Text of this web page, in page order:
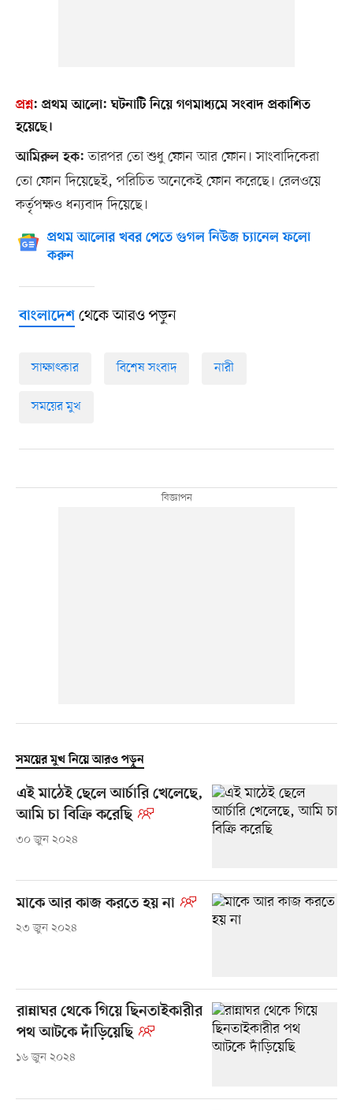
প্রশ্ন: প্রথম আলো: ঘটনাটি নিয়ে গণমাধ্যমে সংবাদ প্রকাশিত
হয়েছে।
আমিরুল হক: তারপর তো শুধু ফোন আর ফোন। সাংবাদিকেরা
তো ফোন দিয়েছেই, পরিচিত অনেকেই ফোন করেছে। রেলওয়ে
কর্তৃপক্ষও ধন্যবাদ দিয়েছে।
প্রথম আলোর খবর পেতে গুগল নিউজ চ্যানেল ফলো
করুন
বাংলাদেশথেকে আরও পড়ুন
সাক্ষাৎকার বিশেষ সংবাদ নারী
সময়ের মুখ
সময়ের মুখ নিয়ে আরও পড়ুন
এই মাঠেই ছেলে আর্চারি খেলেছে,
আমি চা বিক্রি করেছি
৩০ জুন ২০২৪
মাকে আর কাজ করতে হয় না
২৩ জুন ২০২৪
রান্নাঘর থেকে গিয়ে ছিনতাইকারীর
পথ আটকে দাঁড়িয়েছি
১৬ জুন ২০২৪